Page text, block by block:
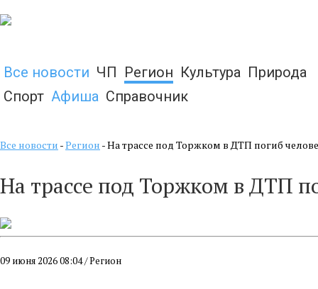
Все новости ЧП Регион Культура Природа
Спорт Афиша Справочник
Все новости -Регион - На трассе под Торжком в ДТП погиб
На трассе под Торжком в ДТП
09 июня 2026 08:04 / Регион